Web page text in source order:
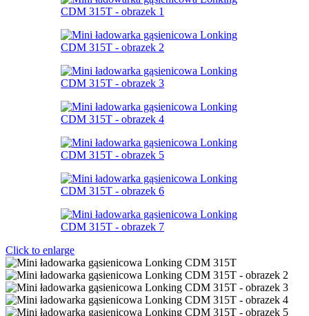
Click to enlarge